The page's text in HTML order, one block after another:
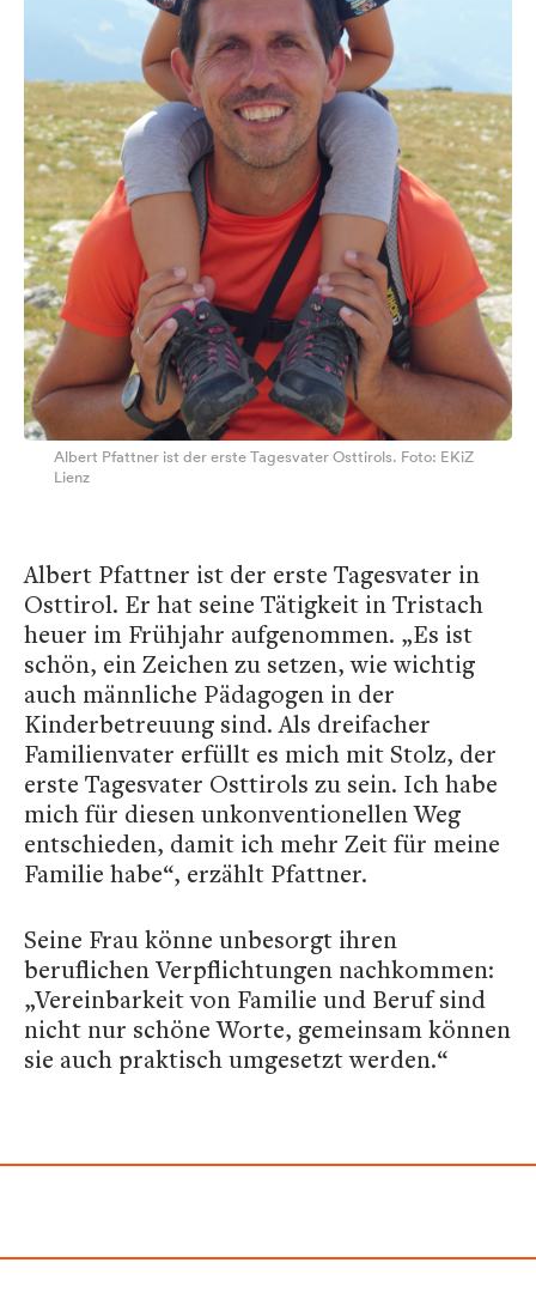
Albert Pfattner ist der erste Tagesvater Osttirols. Foto: EKiZ
Lienz
Albert Pfattner ist der erste Tagesvater in
Osttirol. Er hat seine Tätigkeit in Tristach
heuer im Frühjahr aufgenommen. „Es ist
schön, ein Zeichen zu setzen, wie wichtig
auch männliche Pädagogen in der
Kinderbetreuung sind. Als dreifacher
Familienvater erfüllt es mich mit Stolz, der
erste Tagesvater Osttirols zu sein. Ich habe
mich für diesen unkonventionellen Weg
entschieden, damit ich mehr Zeit für meine
Familie habe“, erzählt Pfattner.
Seine Frau könne unbesorgt ihren
beruflichen Verpflichtungen nachkommen:
„Vereinbarkeit von Familie und Beruf sind
nicht nur schöne Worte, gemeinsam können
sie auch praktisch umgesetzt werden.“